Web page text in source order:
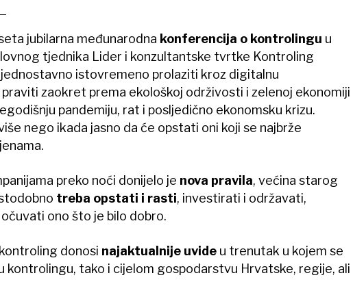
jubilarna međunarodna konferencija o kontrolingu u
tjednika Lider i konzultantske tvrtke Kontroling
jednostavno istovremeno prolaziti kroz digitalnu
zaokret prema ekološkoj održivosti i zelenoj ekonomiji
pandemiju, rat i posljedično ekonomsku krizu.
nego ikada jasno da će opstati oni koji se najbrže
preko noći donijelo je nova pravila, većina starog
treba opstati i rasti, investirati i održavati,
ono što je bilo dobro.
donosi najaktualnije uvide u trenutak u kojem se
kontrolingu, tako i cijelom gospodarstvu Hrvatske, regije, ali